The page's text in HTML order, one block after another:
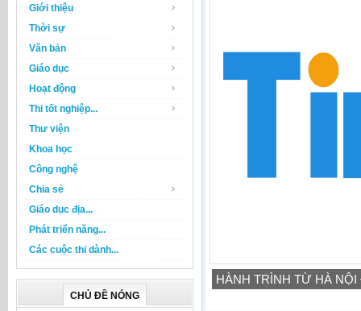
Giới thiệu
Thời sự
Văn bản
Giáo dục
Hoạt động
Thi tốt nghiệp...
Thư viện
Khoa học
Công nghệ
Chia sẻ
Giáo dục địa...
Phát triển năng...
Các cuộc thi dành...
CHỦ ĐỀ NÓNG
HÀNH TRÌNH TỪ HÀ